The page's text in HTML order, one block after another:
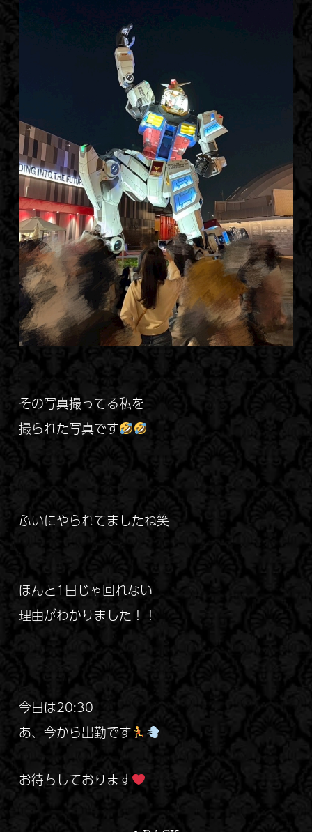
その写真撮ってる私を
撮られた写真です
ふいにやられてましたね笑
ほんと1日じゃ回れない
理由がわかりました！！
今日は20:30
あ、今から出勤です
お待ちしております